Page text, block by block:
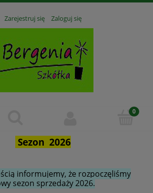
Zarejestruj się Zaloguj się
Sezon 2026
informujemy, że rozpoczęliśmy
sezon sprzedaży 2026.